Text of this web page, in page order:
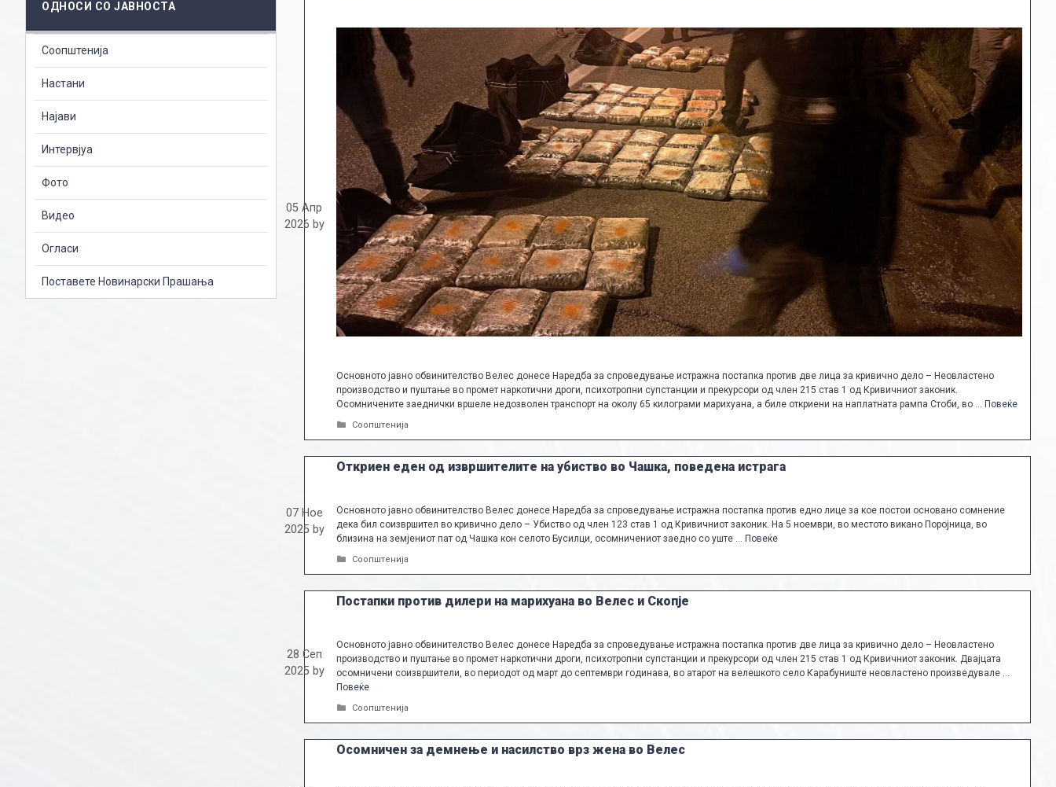
05 Апр
2026 by
Основното јавно обвинителство Велес донесе Наредба за спроведување истражна постапка против две лица за кривично дело – Неовластено
производство и пуштање во промет наркотични дроги, психотропни супстанции и прекурсори од член 215 став 1 од Кривичниот законик.
Осомничените заеднички вршеле недозволен транспорт на околу 65 килограми марихуана, а биле откриени на наплатната рампа Стоби, во … Повеќе
Categories
Соопштенија
Откриен еден од извршителите на убиство во Чашка, поведена истрага
07 Ное
2025 by
Основното јавно обвинителство Велес донесе Наредба за спроведување истражна постапка против едно лице за кое постои основано сомнение
дека бил соизвршител во кривично дело – Убиство од член 123 став 1 од Кривичниот законик. На 5 ноември, во местото викано Поројница, во
близина на земјениот пат од Чашка кон селото Бусилци, осомничениот заедно со уште … Повеќе
Categories
Соопштенија
Постапки против дилери на марихуана во Велес и Скопје
28 Сеп
2025 by
Основното јавно обвинителство Велес донесе Наредба за спроведување истражна постапка против две лица за кривично дело – Неовластено
производство и пуштање во промет наркотични дроги, психотропни супстанции и прекурсори од член 215 став 1 од Кривичниот законик. Двајцата
осомничени соизвршители, во периодот од март до септември годинава, во атарот на велешкото село Карабуниште неовластено произведувале …
Повеќе
Categories
Соопштенија
Осомничен за демнење и насилство врз жена во Велес
ОДНОСИ СО ЈАВНОСТА
Соопштенија
Настани
Најави
Интервјуа
Фото
Видео
Огласи
Поставете Новинарски Прашања